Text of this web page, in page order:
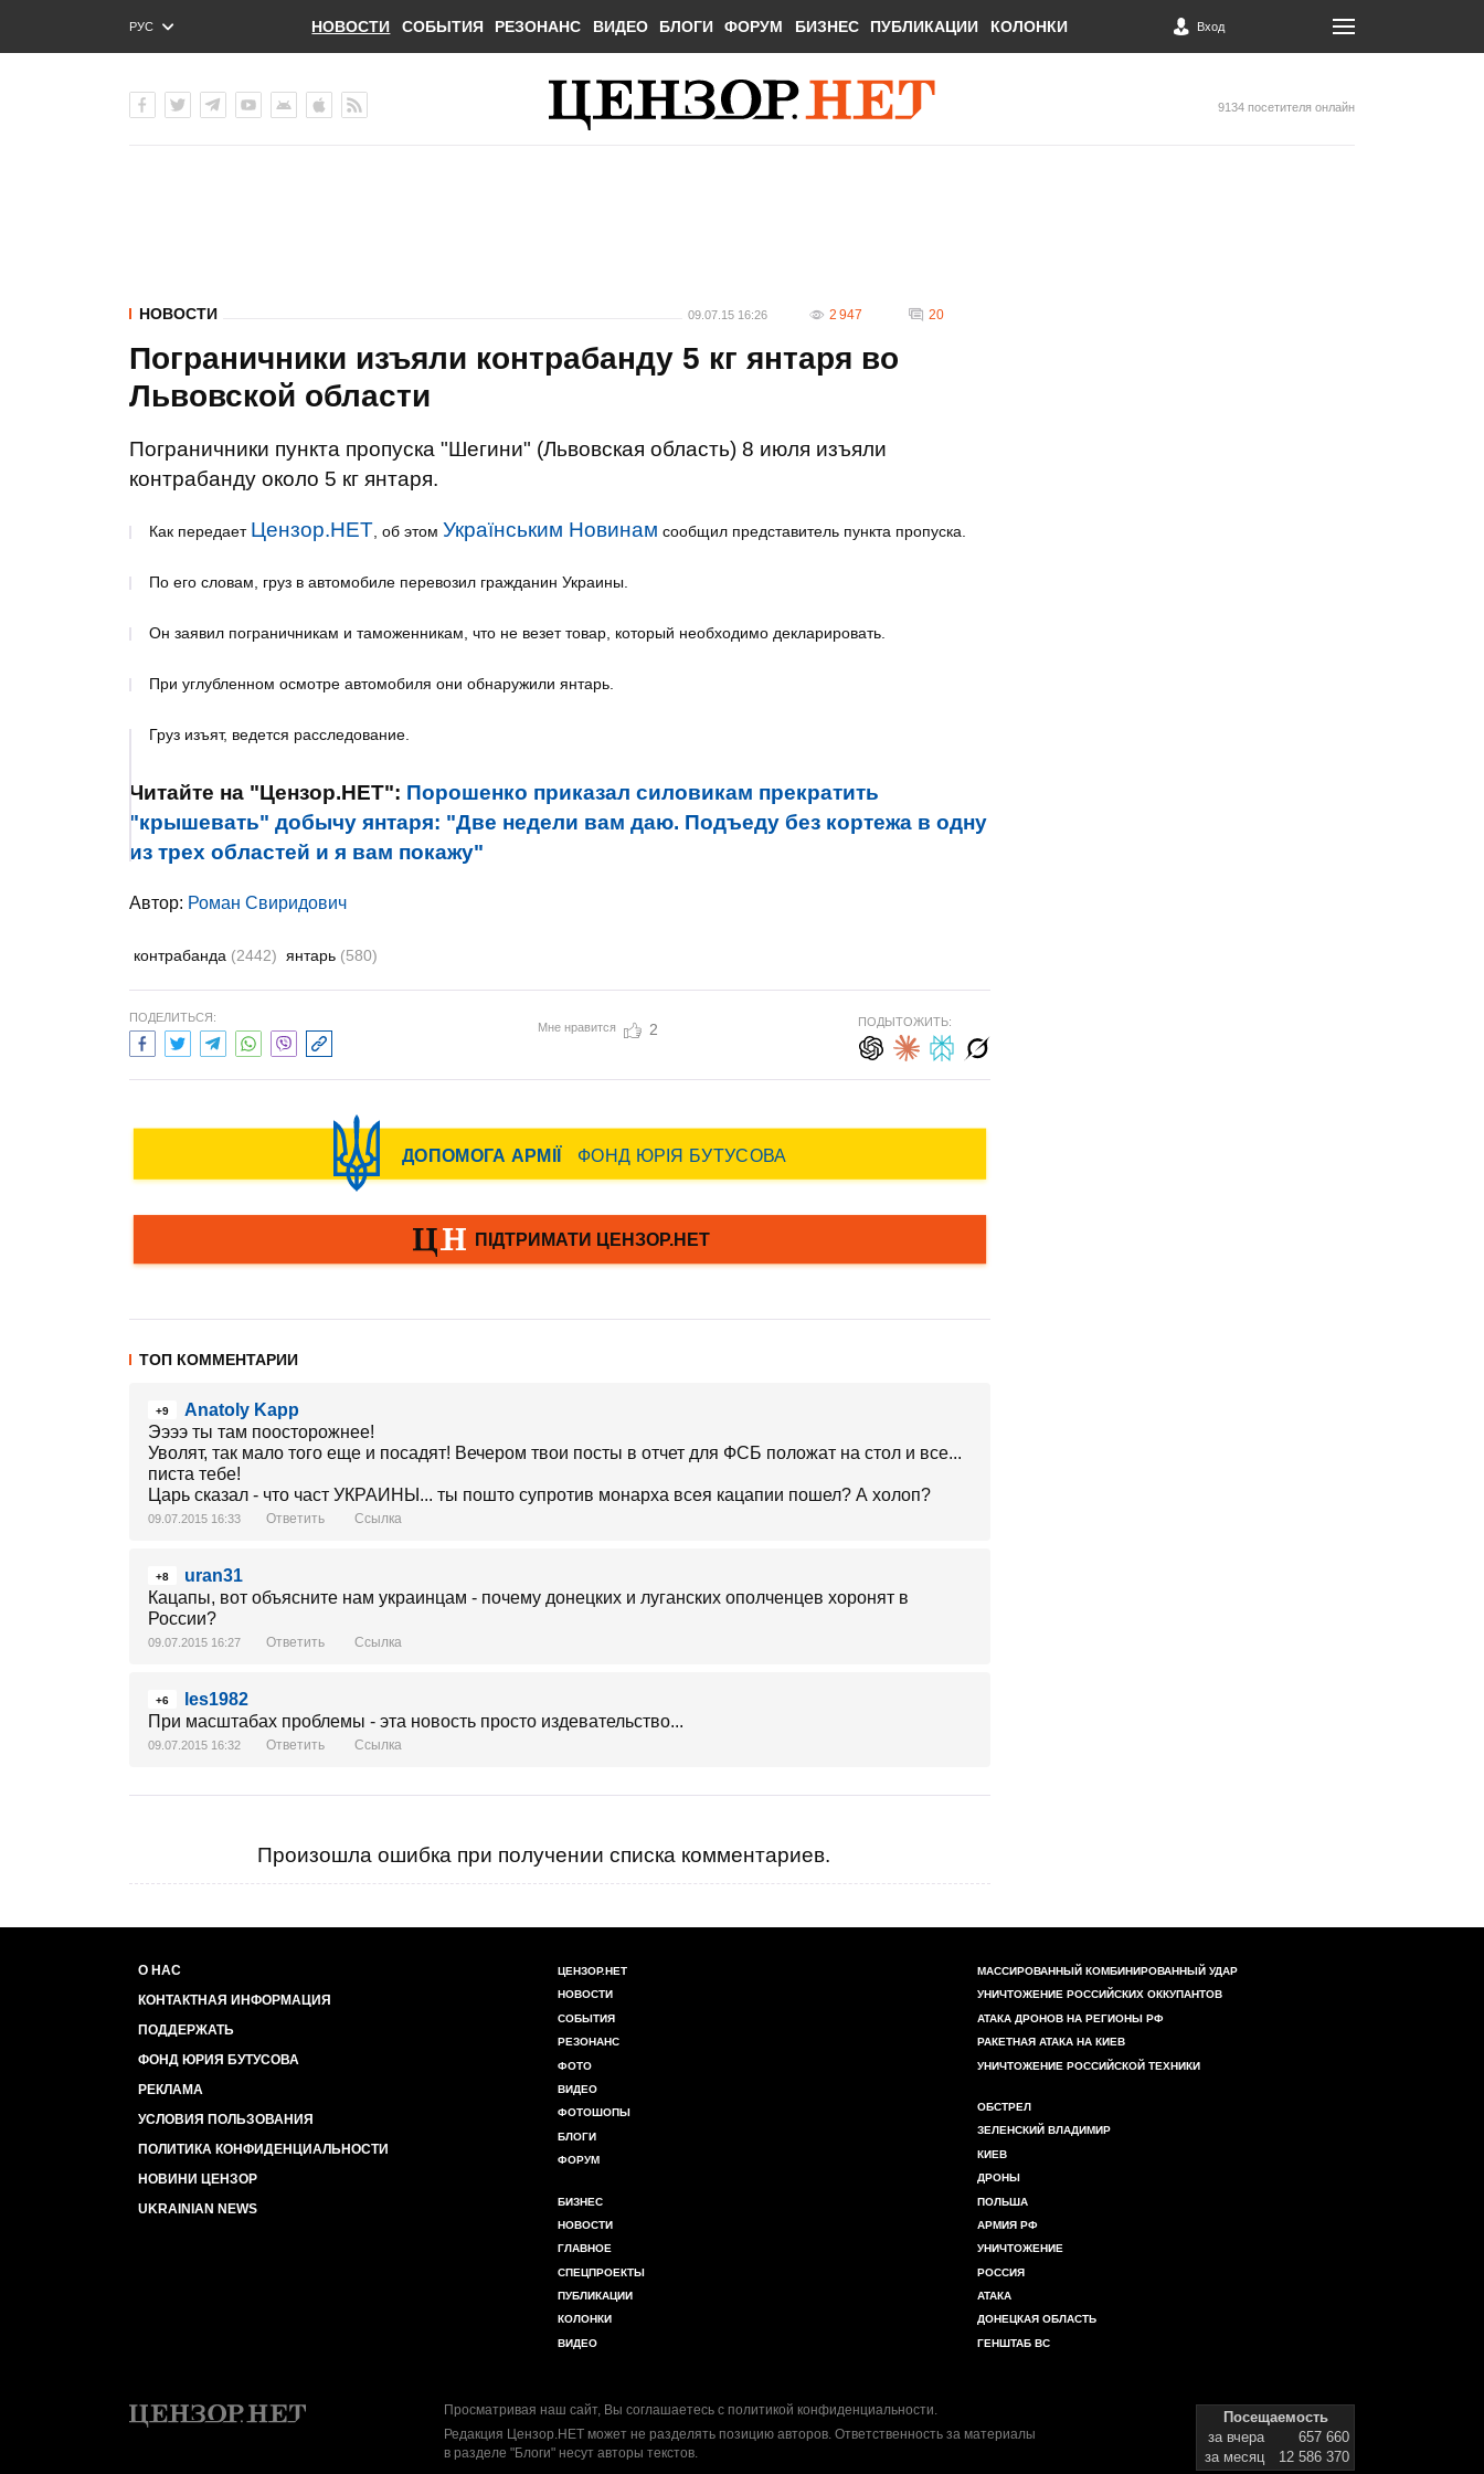
РУС
ENG
НОВОСТИ СОБЫТИЯ РЕЗОНАНС ВИДЕО БЛОГИ ФОРУМ БИЗНЕС ПУБЛИКАЦИИ КОЛОНКИ Вход
9134 посетителя онлайн
НОВОСТИ 09.07.15 16:26 2 947 20
Пограничники изъяли контрабанду 5 кг янтаря во
Львовской области
Пограничники пункта пропуска "Шегини" (Львовская область) 8 июля изъяли
контрабанду около 5 кг янтаря.
Как передает Цензор.НЕТ , об этом Українським Новинам сообщил представитель пункта пропуска.
По его словам, груз в автомобиле перевозил гражданин Украины.
Он заявил пограничникам и таможенникам, что не везет товар, который необходимо декларировать.
При углубленном осмотре автомобиля они обнаружили янтарь.
Груз изъят, ведется расследование.
Читайте на "Цензор.НЕТ": Порошенко приказал силовикам прекратить
"крышевать" добычу янтаря: "Две недели вам даю. Подъеду без кортежа в одну
из трех областей и я вам покажу"
Автор: Роман Свиридович
контрабанда (2442) янтарь (580)
ПОДЕЛИТЬСЯ:
Мне нравится 2 ПОДЫТОЖИТЬ:
ТОП КОММЕНТАРИИ
+9
Anatoly Kapp
Ээээ ты там поосторожнее!
Уволят, так мало того еще и посадят! Вечером твои посты в отчет для ФСБ положат на стол и все...
писта тебе!
Царь сказал - что част УКРАИНЫ... ты пошто супротив монарха всея кацапии пошел? А холоп?
09.07.2015 16:33 Ответить Ссылка
+8
uran31
Кацапы, вот объясните нам украинцам - почему донецких и луганских ополченцев хоронят в
России?
09.07.2015 16:27 Ответить Ссылка
+6
les1982
При масштабах проблемы - эта новость просто издевательство...
09.07.2015 16:32 Ответить Ссылка
Произошла ошибка при получении списка комментариев.
О НАС
КОНТАКТНАЯ ИНФОРМАЦИЯ
ПОДДЕРЖАТЬ
ФОНД ЮРИЯ БУТУСОВА
РЕКЛАМА
УСЛОВИЯ ПОЛЬЗОВАНИЯ
ПОЛИТИКА КОНФИДЕНЦИАЛЬНОСТИ
НОВИНИ ЦЕНЗОР
UKRAINIAN NEWS
ЦЕНЗОР.НЕТ
НОВОСТИ
СОБЫТИЯ
РЕЗОНАНС
ФОТО
ВИДЕО
ФОТОШОПЫ
БЛОГИ
ФОРУМ
БИЗНЕС
НОВОСТИ
ГЛАВНОЕ
СПЕЦПРОЕКТЫ
ПУБЛИКАЦИИ
КОЛОНКИ
ВИДЕО
МАССИРОВАННЫЙ КОМБИНИРОВАННЫЙ УДАР
УНИЧТОЖЕНИЕ РОССИЙСКИХ ОККУПАНТОВ
АТАКА ДРОНОВ НА РЕГИОНЫ РФ
РАКЕТНАЯ АТАКА НА КИЕВ
УНИЧТОЖЕНИЕ РОССИЙСКОЙ ТЕХНИКИ
ОБСТРЕЛ
ЗЕЛЕНСКИЙ ВЛАДИМИР
КИЕВ
ДРОНЫ
ПОЛЬША
АРМИЯ РФ
УНИЧТОЖЕНИЕ
РОССИЯ
АТАКА
ДОНЕЦКАЯ ОБЛАСТЬ
ГЕНШТАБ ВС
Просматривая наш сайт, Вы соглашаетесь с политикой конфиденциальности.
Редакция Цензор.НЕТ может не разделять позицию авторов. Ответственность за материалы
в разделе "Блоги" несут авторы текстов.
Посещаемость
за вчера
657 660
за месяц
12 586 370